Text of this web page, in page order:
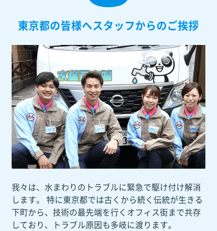
東京都の皆様へスタッフからのご挨拶
我々は、水まわりのトラブルに緊急で駆け付け解消
します。 特に東京都では古くから続く伝統が生きる
下町から、技術の最先端を行くオフィス街まで共存
しており、トラブル原因も多岐に渡ります。